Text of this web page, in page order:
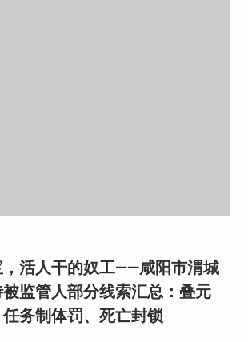
活人干的奴工——咸阳市渭城
监管人部分线索汇总：叠元
务制体罚、死亡封锁